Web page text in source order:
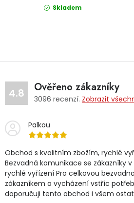
Skladem
4.8 Ověřeno zákazníky
3096 recenzí. Zobrazit
Palkou
Obchod s kvalitním zbožím, rychlé
Bezvadná komunikace se zákazníky
rychlé vyřízení Pro celkovou
zákazníkem a vycházení vstříc
doporučuji tento obchod i všem